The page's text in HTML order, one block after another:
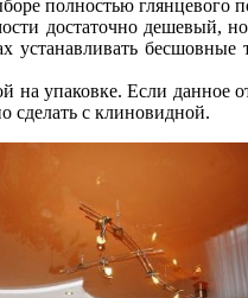
полностью глянцевого
достаточно дешевый,
устанавливать
упаковке. Если данное
сделать с клиновидной.